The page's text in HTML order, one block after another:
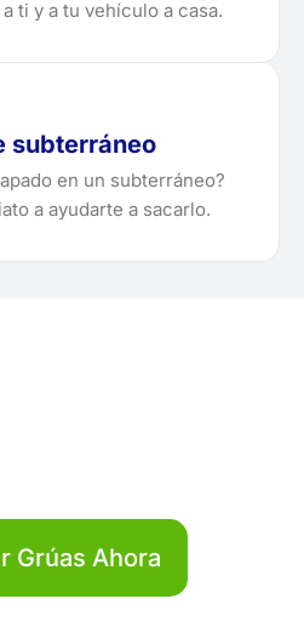
ti y a tu vehículo a casa.
subterráneo
en un subterráneo?
a ayudarte a sacarlo.
Grúas Ahora